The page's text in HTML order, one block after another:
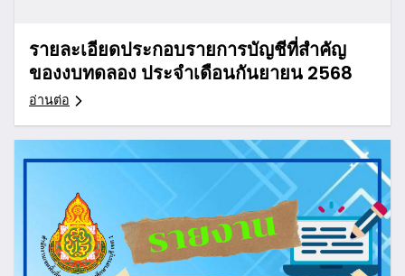
รายละเอียดประกอบรายการบัญชีที่สำคัญ
ของงบทดลอง ประจำเดือนกันยายน 2568
อ่านต่อ